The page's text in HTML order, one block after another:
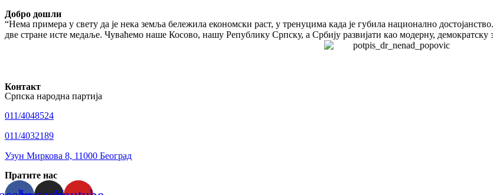
Добро дошли
“Нема примера у свету да је нека земља бележила економски раст, у тренуцима када је губила национално
две стране исте медаље. Чуваћемо наше Косово, нашу Републику Српску, а Србију развијати као модерну, демократску
Контакт
Српска народна партија
011/4048524
011/4032189
Узун Миркова 8, 11000 Београд
Пратите нас